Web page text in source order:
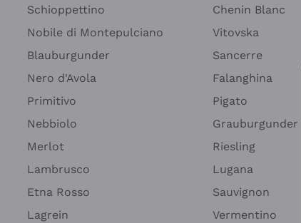
Schioppettino
Nobile di Montepulciano
Blauburgunder
Nero d'Avola
Primitivo
Nebbiolo
Merlot
Lambrusco
Etna Rosso
Lagrein
Chenin Blanc
Vitovska
Sancerre
Falanghina
Pigato
Grauburgunder
Riesling
Lugana
Sauvignon
Vermentino